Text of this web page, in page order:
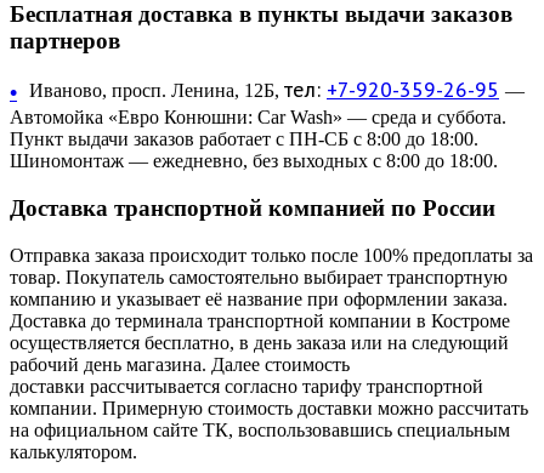
Бесплатная доставка в пункты выдачи заказов
партнеров
• Иваново, просп. Ленина, 12Б, тел: +7-920-359-26-95 —
Автомойка «Евро Конюшни: Car Wash» — среда и суббота.
Пункт выдачи заказов работает с ПН-СБ с 8:00 до 18:00.
Шиномонтаж — ежедневно, без выходных с 8:00 до 18:00.
Доставка транспортной компанией по России
Отправка заказа происходит только после 100% предоплаты за
товар. Покупатель самостоятельно выбирает транспортную
компанию и указывает её название при оформлении заказа.
Доставка до терминала транспортной компании в Костроме
осуществляется бесплатно, в день заказа или на следующий
рабочий день магазина. Далее стоимость
доставки рассчитывается согласно тарифу транспортной
компании. Примерную стоимость доставки можно рассчитать
на официальном сайте ТК, воспользовавшись специальным
калькулятором.